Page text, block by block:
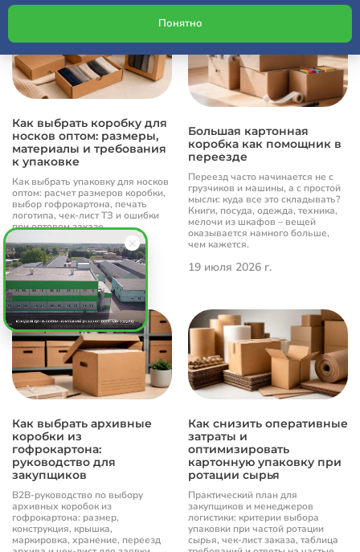
Как выбрать коробку для
носков оптом: размеры,
материалы и требования
к упаковке
Как выбрать упаковку для носков
оптом: расчет размеров коробки,
выбор гофрокартона, печать
логотипа, чек-лист ТЗ и ошибки
при оптовом заказе.
19 июля 2026 г.
Большая картонная
коробка как помощник в
переезде
Переезд часто начинается не с
грузчиков и машины, а с простой
мысли: куда все это складывать?
Книги, посуда, одежда, техника,
мелочи из шкафов – вещей
оказывается намного больше,
чем кажется.
19 июля 2026 г.
Как выбрать архивные
коробки из
гофрокартона:
руководство для
закупщиков
B2B-руководство по выбору
архивных коробок из
гофрокартона: размер,
конструкция, крышка,
маркировка, хранение, переезд
Как снизить оперативные
затраты и
оптимизировать
картонную упаковку при
ротации сырья
Практический план для
закупщиков и менеджеров
логистики: критерии выбора
упаковки при частой ротации
сырья, чек-лист заказа, таблица
Понятно